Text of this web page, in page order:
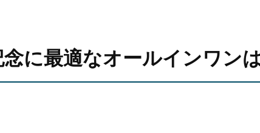
念に最適なオールインワン